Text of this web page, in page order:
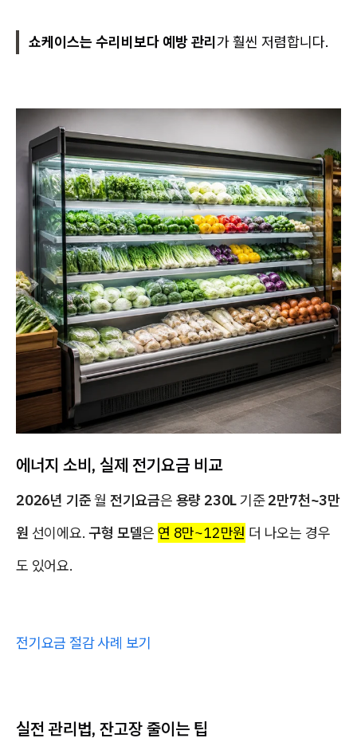
쇼케이스는 수리비보다 예방 관리가 훨씬 저렴합니다.
에너지 소비, 실제 전기요금 비교
2026년 기준월 전기요금은 용량 230L기준2만7천~3만
원 선이에요.구형 모델은 연 8만~12만원 더 나오는 경우
도 있어요.
전기요금 절감 사례 보기
실전 관리법, 잔고장 줄이는 팁